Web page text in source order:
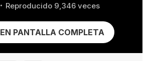
Reproducido 9,346 veces
PANTALLA COMPLETA